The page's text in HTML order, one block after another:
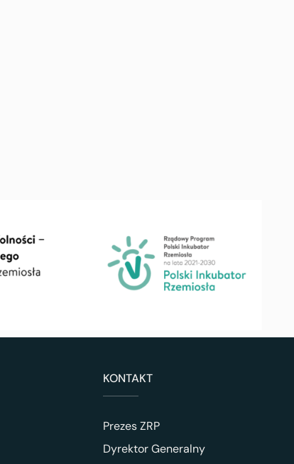
KONTAKT
Prezes ZRP
Dyrektor Generalny